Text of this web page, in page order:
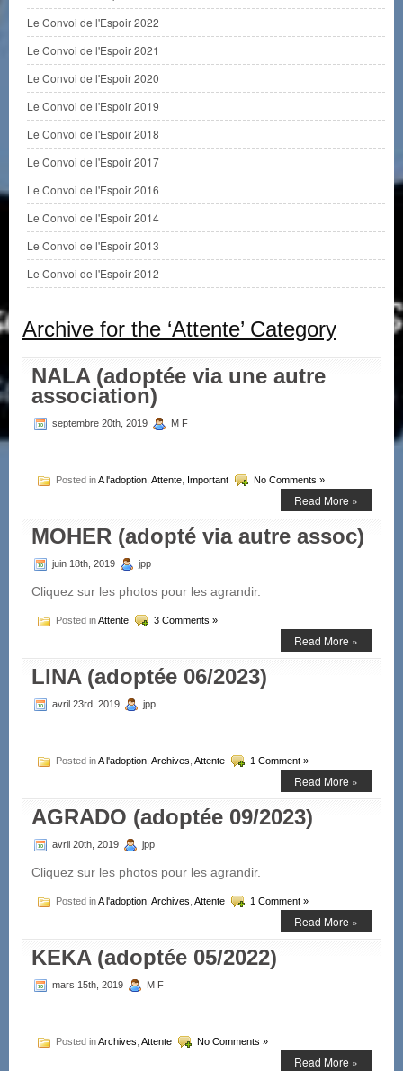
Le Convoi de l'Espoir 2022
Le Convoi de l'Espoir 2021
Le Convoi de l'Espoir 2020
Le Convoi de l'Espoir 2019
Le Convoi de l'Espoir 2018
Le Convoi de l'Espoir 2017
Le Convoi de l'Espoir 2016
Le Convoi de l'Espoir 2014
Le Convoi de l'Espoir 2013
Le Convoi de l'Espoir 2012
Archive for the ‘Attente’ Category
NALA (adoptée via une autre
association)
septembre 20th, 2019 M F
Posted inA l'adoption Attente Important No Comments »
Read More »
MOHER (adopté via autre assoc)
juin 18th, 2019 jpp
Cliquez sur les photos pour les agrandir.
Posted inAttente 3 Comments »
Read More »
LINA (adoptée 06/2023)
avril 23rd, 2019 jpp
Posted inA l'adoption Archives Attente 1 Comment »
Read More »
AGRADO (adoptée 09/2023)
avril 20th, 2019 jpp
Cliquez sur les photos pour les agrandir.
Posted inA l'adoption Archives Attente 1 Comment »
Read More »
KEKA (adoptée 05/2022)
mars 15th, 2019 M F
Posted inArchives Attente No Comments »
Read More »